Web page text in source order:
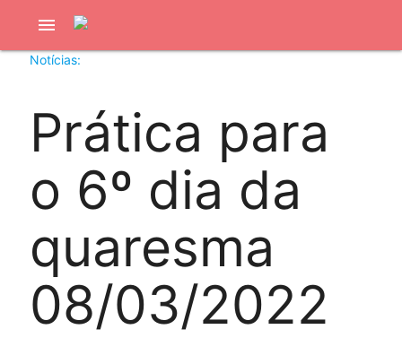
menu
Notícias:
Prática para
o 6º dia da
quaresma
08/03/2022